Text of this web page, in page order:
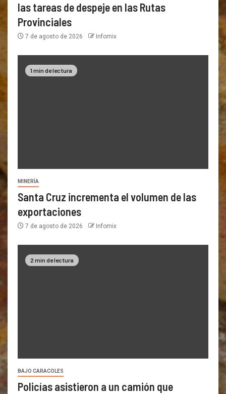
las tareas de despeje en las Rutas
Provinciales
7 de agosto de 2026 Infomix
1 min de lectura
MINERÍA
Santa Cruz incrementa el volumen de las
exportaciones
7 de agosto de 2026 Infomix
2 min de lectura
BAJO CARACOLES
Policías asistieron a un camión que